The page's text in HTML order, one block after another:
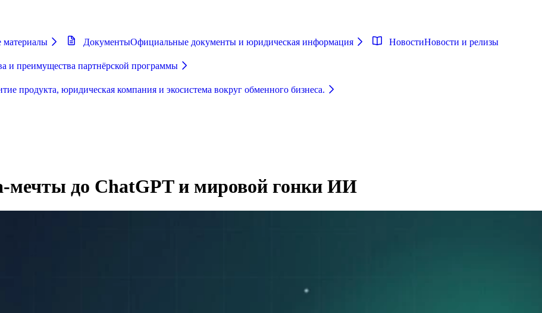
материалы ДокументыОфициальные документы и юридическая информация НовостиНовости и релизы
и преимущества партнёрской программы
продукта, юридическая компания и экосистема вокруг обменного бизнеса.
мечты до ChatGPT и мировой гонки ИИ